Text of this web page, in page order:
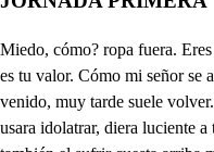
Miedo, cómo? ropa fuera. Eres tú? . Quién ha de ser no acabas de conocer la seña de la contera? Y tu señor? Ya le espero, que es firme, y dichoso amante. Cómo vienes tu delante? Vengo por su requebrero. Puntual es tu valor. Cómo mi señor se abrasa, vengo a saber si está en casa el hermano de Leonor. Tu diligencia celebro por honrada obligación. Soy lacayo diaquilón, que le maduro el requiebro. Pues mi señor no ha venido, muy tarde suele volver. Para nuestro menester mas le quisiera tullido: Elvira. . Gónzalo, qué? Buen verso para glosado, dante acaso algún cuidado los empeños de mi fe, que es tanta, que a ser gentil, si se usara idolatrar, diera luciente a tu altar, en holocausto un candil, y del alma, aunque no es mía, hiciera un estelionato, y mejor que Mauregato diera ciento cada día al Argel de tus prisiones. Así lo pienso sentir. Y yo también el sufrir cuesta arriba mis razones, que ya el aliento me falta, y en nuestra conversación no es mi pena exaltación, para que suba tan alta, que es insufrible trabajo. Nube soy que la recoja. Pues no importa que la coja varay media más abajo, así la respuesta espero. Dónde la has de recibir si me llegase a rendir? En la copa del sombrero. Bien me dejas obligada, muy bien tu amor me granjea. Siento en el alma que sea mi nuez la más estirada, y aunque se prerde el atajo, comodidades recibo, que estoy, si no pensativo, por lo menos cabizbajo: pero si quieres